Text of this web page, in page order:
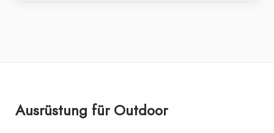
Ausrüstung für Outdoor